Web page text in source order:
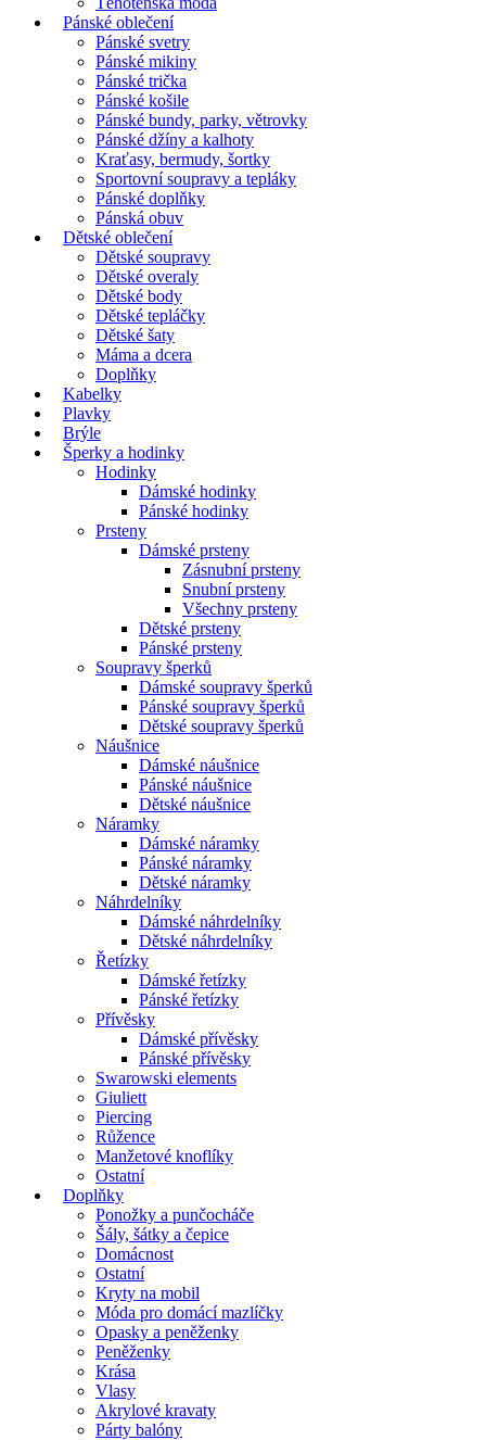
Pánské oblečení
Pánské svetry
Pánské mikiny
Pánské trička
Pánské košile
Pánské bundy, parky, větrovky
Pánské džíny a kalhoty
Kraťasy, bermudy, šortky
Sportovní soupravy a tepláky
Pánské doplňky
Pánská obuv
Dětské oblečení
Dětské soupravy
Dětské overaly
Dětské body
Dětské tepláčky
Dětské šaty
Máma a dcera
Doplňky
Kabelky
Plavky
Brýle
Šperky a hodinky
Hodinky
Dámské hodinky
Pánské hodinky
Prsteny
Dámské prsteny
Zásnubní prsteny
Snubní prsteny
Všechny prsteny
Dětské prsteny
Pánské prsteny
Soupravy šperků
Dámské soupravy šperků
Pánské soupravy šperků
Dětské soupravy šperků
Náušnice
Dámské náušnice
Pánské náušnice
Dětské náušnice
Náramky
Dámské náramky
Pánské náramky
Dětské náramky
Náhrdelníky
Dámské náhrdelníky
Dětské náhrdelníky
Řetízky
Dámské řetízky
Pánské řetízky
Přívěsky
Dámské přívěsky
Pánské přívěsky
Swarowski elements
Giuliett
Piercing
Růžence
Manžetové knoflíky
Ostatní
Doplňky
Ponožky a punčocháče
Šály, šátky a čepice
Domácnost
Ostatní
Kryty na mobil
Móda pro domácí mazlíčky
Opasky a peněženky
Peněženky
Krása
Vlasy
Akrylové kravaty
Párty balóny